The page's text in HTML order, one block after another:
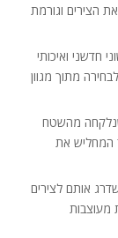
הצירים וגורמת
חדשני ואיכותי
מתוך מגוון
מהשטח
המחליש את
אותם לצירים
מעוצבות